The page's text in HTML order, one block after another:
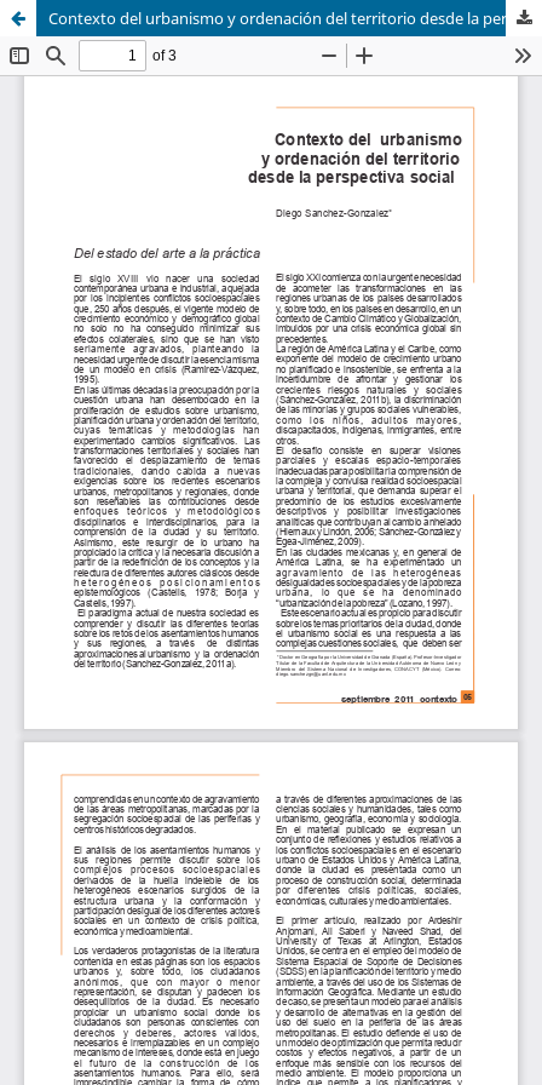
Contexto del urbanismo y ordenación del territorio desde la perspectiva social